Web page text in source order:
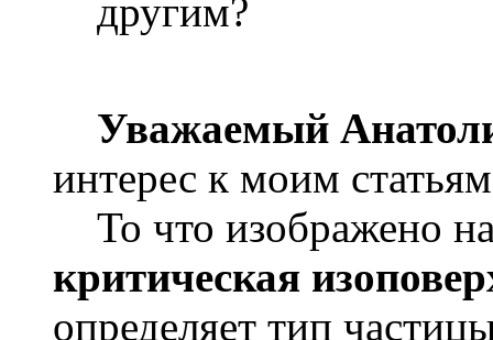
другим?
Уважаемый
интерес к моим
То что изображено
критическая
определяет тип